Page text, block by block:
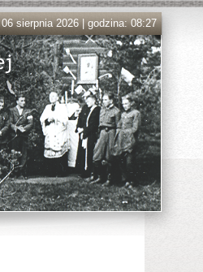
sierpnia 2026 | godzina: 08:27